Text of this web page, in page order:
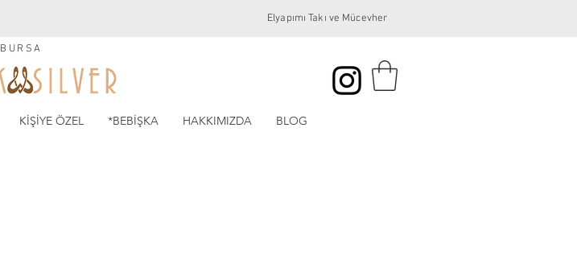
Elyapımı Takı ve Mücevher
BURSA
KİŞİYE ÖZEL *BEBİŞKA HAKKIMIZDA BLOG